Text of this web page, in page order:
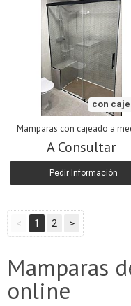
con
Mamparas con cajeado a
A Consultar
Pedir Información
< 1 2 >
Mamparas
online